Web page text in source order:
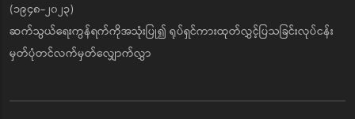
(၁၉၄၈-၂၀၂၃)
ဆက်သွယ်ရေးကွန်ရက်ကိုအသုံးပြု၍ ရုပ်ရှင်ကားထုတ်လွှင့်ပြသခြင်းလုပ်ငန်း
မှတ်ပုံတင်လက်မှတ်လျှောက်လွှာ